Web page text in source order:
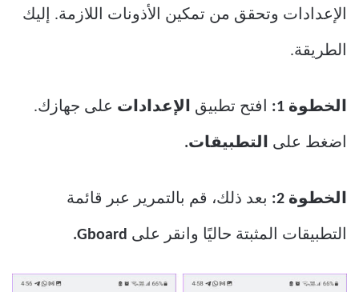
الإعدادات وتحقق من تمكين الأذونات اللازمة. إليك
الطريقة.
الخطوة 1: افتح تطبيق الإعدادات على جهازك.
اضغط على التطبيقات.
الخطوة 2: بعد ذلك، قم بالتمرير عبر قائمة
التطبيقات المثبتة حاليًا وانقر على Gboard.